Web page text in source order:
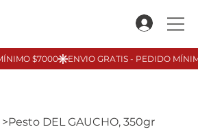
>Pesto DEL GAUCHO, 350gr